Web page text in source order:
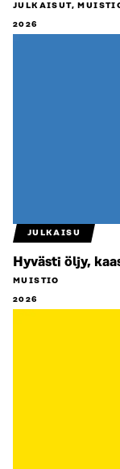
JULKAISUT,
2026
JULKAISU
Hyvästi öljy,
MUISTIO
2026